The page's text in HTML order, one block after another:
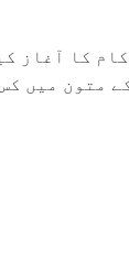
کا آغاز
متون میں